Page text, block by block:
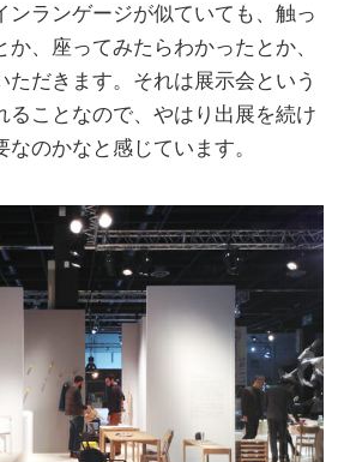
ンランゲージが似ていても、触っ
、座ってみたらわかったとか、
ただきます。それは展示会という
ることなので、やはり出展を続け
のかなと感じています。